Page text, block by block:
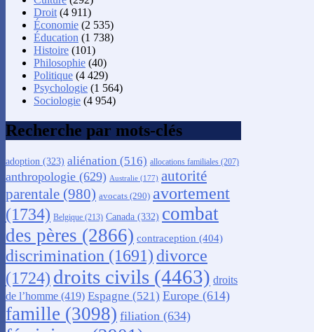
Droit (4 911)
Économie (2 535)
Éducation (1 738)
Histoire (101)
Philosophie (40)
Politique (4 429)
Psychologie (1 564)
Sociologie (4 954)
Recherche par mots-clés
adoption (323) aliénation (516) allocations familiales (207)
anthropologie (629) Australie (177) autorité
parentale (980) avocats (290) avortement
(1734) Belgique (213) Canada (332) combat
des pères (2866) contraception (404)
discrimination (1691) divorce
(1724) droits civils (4463) droits
de l’homme (419) Espagne (521) Europe (614)
famille (3098) filiation (634)